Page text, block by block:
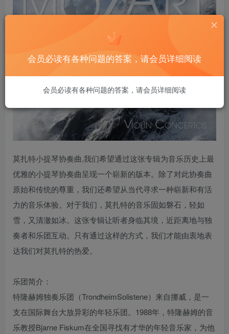
莫扎特小提琴协奏曲,我们希望通过这张专辑为音乐历史上最
优雅的小提琴协奏曲呈现一个崭新的版本。除了对此协奏曲
原始和传统的尊重，我们还希望从当代寻求一种崭新和有活
力的音乐体验。对于我们，莫扎特的音乐固如磐石，轻如
雪，又清澈如冰。这张专辑让听者身临其境，近距离地与独
奏者和乐团互动。只有通过这样的方式，我们才能由衷地表
达我们对莫扎特的热爱。
乐团简介：
特隆赫姆独奏乐团（TrondheimSolistene）来自挪威，是一
支在国际舞台大放异彩的年轻乐团。1988年，特隆赫姆的音
乐教授Bjarne Fiskum在全国寻找有才华的年轻音乐家，为他
会员必读有各种问题的答案，请会员详细阅读
会员必读有各种问题的答案，请会员详细阅读